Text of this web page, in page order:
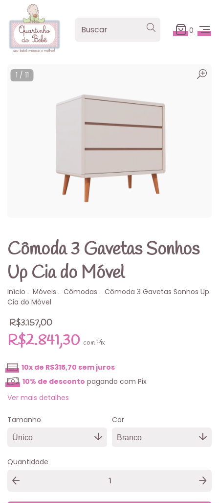
0
Cômoda 3 Gavetas Sonhos
Up Cia do Móvel
Início . Móveis . Cômodas . Cômoda 3 Gavetas Sonhos Up
Cia do Móvel
R$3.157,00
R$2.841,30 com Pix
10x de R$315,70 sem juros
10% de desconto pagando com Pix
Ver mais detalhes
Tamanho Cor
Quantidade
1 / 11